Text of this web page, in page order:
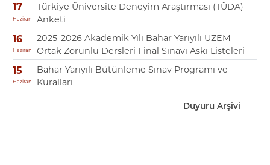
17
Haziran
Türkiye Üniversite Deneyim Araştırması (TÜDA)
Anketi
16
Haziran
2025-2026 Akademik Yılı Bahar Yarıyılı UZEM
Ortak Zorunlu Dersleri Final Sınavı Askı Listeleri
15
Haziran
Bahar Yarıyılı Bütünleme Sınav Programı ve
Kuralları
Duyuru Arşivi